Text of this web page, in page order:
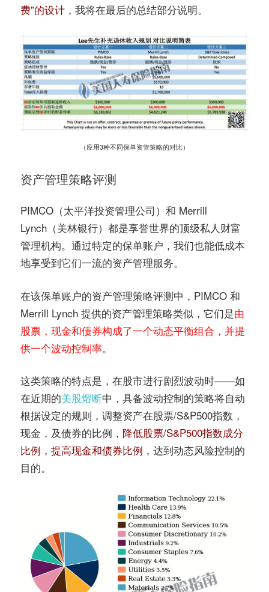
费”的设计 ，我将在最后的总结部分说明。
（应用3种不同保单资管策略的对比）
资产管理策略评测
PIMCO（太平洋投资管理公司）和 Merrill
Lynch（美林银行）都是享誉世界的顶级私人财富
管理机构。通过特定的保单账户，我们也能低成本
地享受到它们一流的资产管理服务。
在该保单账户的资产管理策略评测中，PIMCO 和
Merrill Lynch 提供的资产管理策略类似，它们是由
股票，现金和债券构成了一个动态平衡组合，并提
供一个波动控制率。
这类策略的特点是，在股市进行剧烈波动时——如
在近期的美股熔断中，具备波动控制的策略将自动
根据设定的规则，调整资产在股票/S&P500指数，
现金，及债券的比例， 降低股票/S&P500指数成分
比例，提高现金和债券比例 ，达到动态风险控制的
目的。